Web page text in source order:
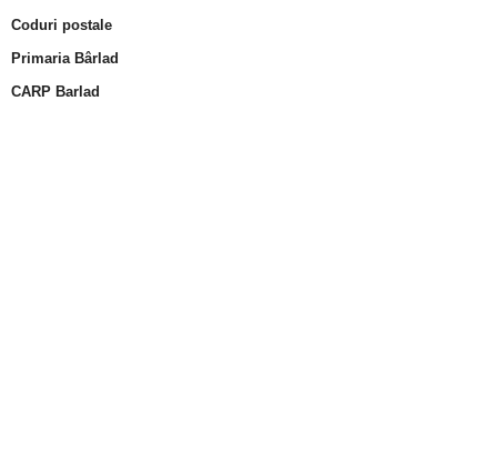
Coduri postale
Primaria Bârlad
CARP Barlad